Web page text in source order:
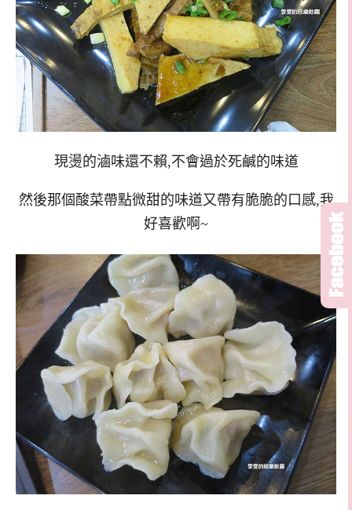
現燙的滷味還不賴,不會過於死鹹的味道
然後那個酸菜帶點微甜的味道又帶有脆脆的口感,我
好喜歡啊~